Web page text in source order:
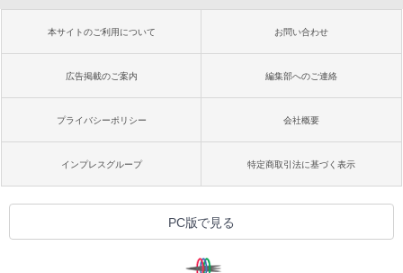
本サイトのご利用について お問い合わせ
広告掲載のご案内 編集部へのご連絡
プライバシーポリシー 会社概要
インプレスグループ 特定商取引法に基づく表示
PC版で見る